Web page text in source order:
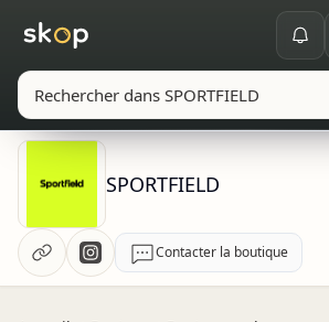
SPORTFIELD
Contacter la boutique